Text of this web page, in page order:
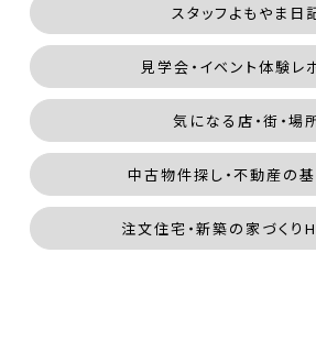
スタッフよもやま日
見学会・イベント体験レ
気になる店・街・場
中古物件探し・不動産の
注文住宅・新築の家づくり